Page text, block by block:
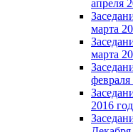
апреля
марта
марта
февраля
2016